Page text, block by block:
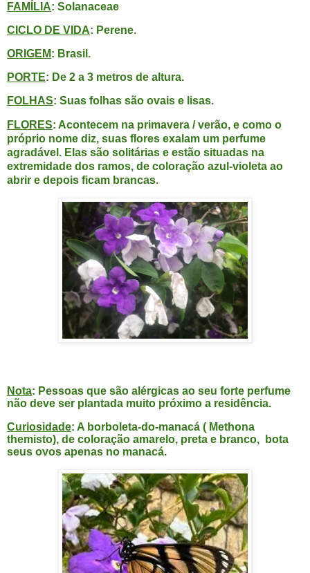
FAMÍLIA: Solanaceae
CICLO DE VIDA: Perene.
ORIGEM: Brasil.
PORTE: De 2 a 3 metros de altura.
FOLHAS: Suas folhas são ovais e lisas.
FLORES: Acontecem na primavera / verão, e como o
próprio nome diz, suas flores exalam um perfume
agradável. Elas são solitárias e estão situadas na
extremidade dos ramos, de coloração azul-violeta ao
abrir e depois ficam brancas.
Nota: Pessoas que são alérgicas ao seu forte perfume
não deve ser plantada muito próximo a residência.
Curiosidade: A borboleta-do-manacá ( Methona
themisto), de coloração amarelo, preta e branco, bota
seus ovos apenas no manacá.